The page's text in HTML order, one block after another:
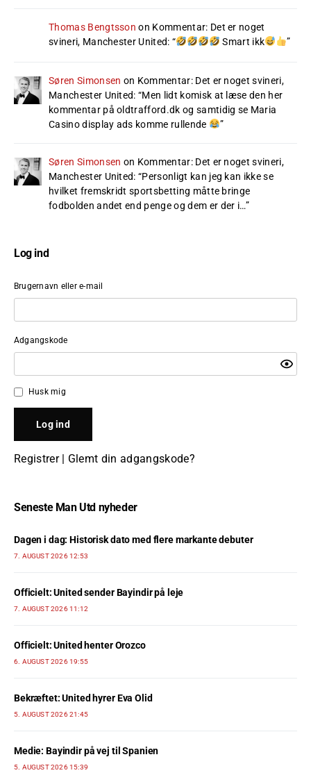
Thomas Bengtsson on Kommentar: Det er noget
svineri, Manchester United: “ Smart ikk ”
Søren Simonsen on Kommentar: Det er noget svineri,
Manchester United: “Men lidt komisk at læse den her
kommentar på oldtrafford.dk og samtidig se Maria
Casino display ads komme rullende
”
Søren Simonsen on Kommentar: Det er noget svineri,
Manchester United: “Personligt kan jeg kan ikke se
hvilket fremskridt sportsbetting måtte bringe
fodbolden andet end penge og dem er der i…”
Log ind
Brugernavn eller e-mail
Adgangskode
Husk mig
Registrer| Glemt din adgangskode?
Seneste Man Utd nyheder
Dagen i dag: Historisk dato med flere markante debuter
7. AUGUST 2026 12:53
Officielt: United sender Bayindir på leje
7. AUGUST 2026 11:12
Officielt: United henter Orozco
6. AUGUST 2026 19:55
Bekræftet: United hyrer Eva Olid
5. AUGUST 2026 21:45
Medie: Bayindir på vej til Spanien
5. AUGUST 2026 15:39